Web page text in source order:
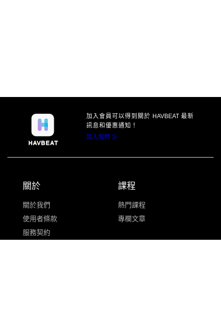
加入會員可以得到 關於 HAVBEAT最新
訊息和優惠通知！
加入我們
關於
關於我們
使用者條款
服務契約
課程
熱門課程
專欄文章